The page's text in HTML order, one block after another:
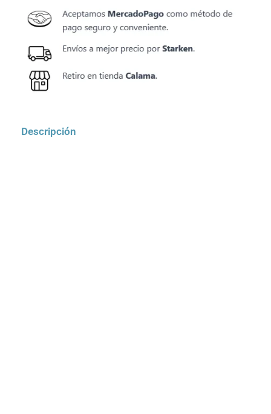
Descripción